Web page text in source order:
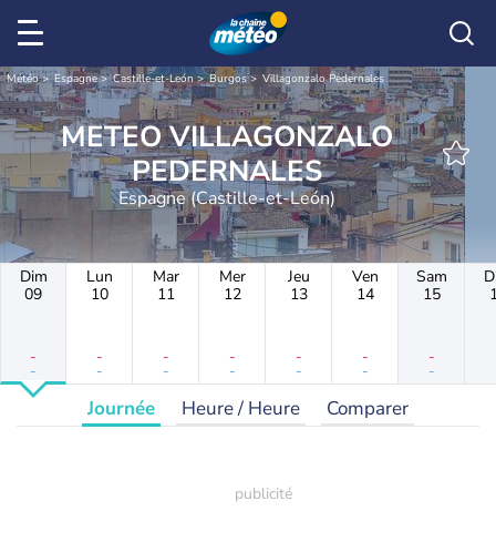
Météo Espagne Castille-et-León Burgos Villagonzalo Pedernales
METEO VILLAGONZALO
PEDERNALES
Espagne (Castille-et-León)
Dim
09
-
-
Lun
10
-
-
Mar
11
-
-
Mer
12
-
-
Jeu
13
-
-
Ven
14
-
-
Sam
15
-
-
Journée Heure / Heure Comparer